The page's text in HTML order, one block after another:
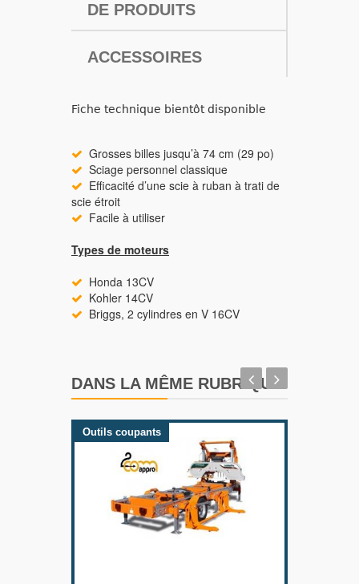
DE PRODUITS
ACCESSOIRES
Fiche technique bientôt disponible
Grosses billes jusqu’à 74 cm (29 po)
Sciage personnel classique
Efficacité d’une scie à ruban à trati de
scie étroit
Facile à utiliser
Types de moteurs
Honda 13CV
Kohler 14CV
Briggs, 2 cylindres en V 16CV
DANS LA MÊME RUBRIQUE
Outils coupants